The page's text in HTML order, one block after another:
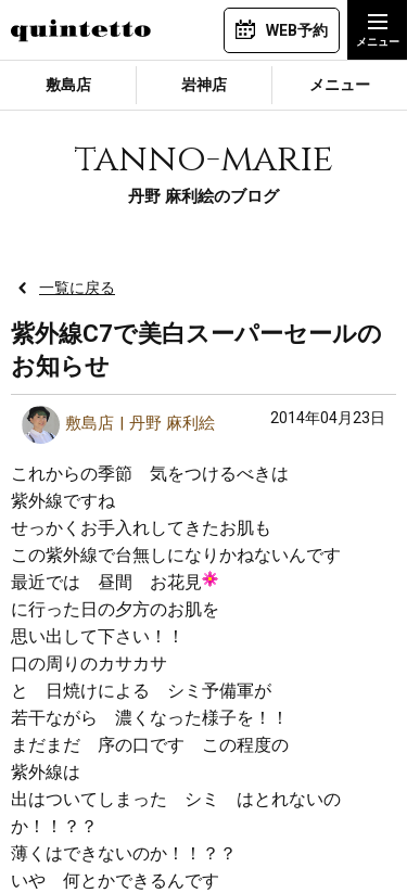
WEB予約
敷島店 岩神店 メニュー
tanno-marie
丹野 麻利絵のブログ
一覧に戻る
紫外線C7で美白スーパーセールの
お知らせ
敷島店 丹野 麻利絵 2014年04月23日
これからの季節 気をつけるべきは
紫外線ですね
せっかくお手入れしてきたお肌も
この紫外線で台無しになりかねないんです
最近では 昼間 お花見
に行った日の夕方のお肌を
思い出して下さい！！
口の周りのカサカサ
と 日焼けによる シミ予備軍が
若干ながら 濃くなった様子を！！
まだまだ 序の口です この程度の
紫外線は
出はついてしまった シミ はとれないの
か！！？？
薄くはできないのか！！？？
いや 何とかできるんです